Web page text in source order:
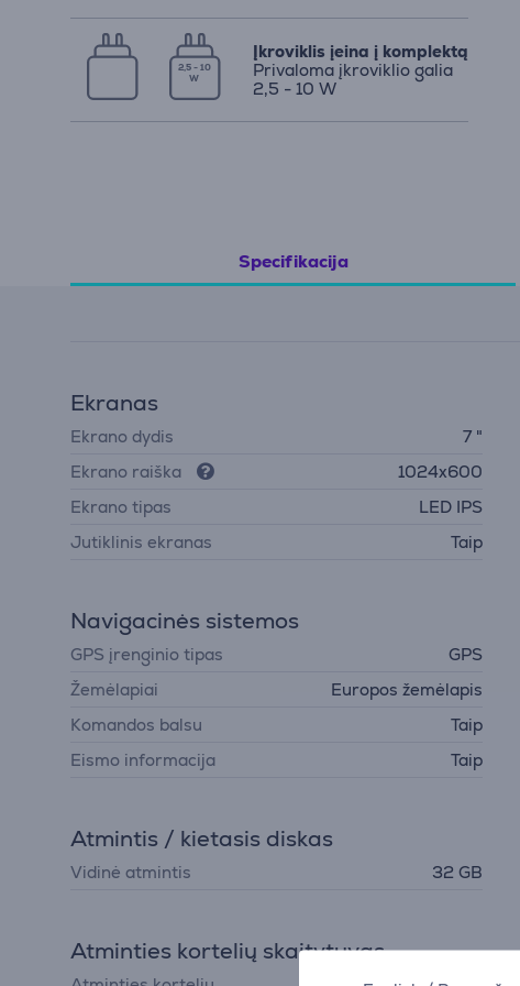
2,5 - 10
W
Įkroviklis įeina į komplektą
Privaloma įkroviklio galia
2,5 - 10 W
Specifikacija
Ekranas
Ekrano dydis
7 "
Ekrano raiška
1024x600
Ekrano tipas
LED IPS
Jutiklinis ekranas
Taip
Navigacinės sistemos
GPS įrenginio tipas
GPS
Žemėlapiai
Europos žemėlapis
Komandos balsu
Taip
Eismo informacija
Taip
Atmintis / kietasis diskas
Vidinė atmintis 32 GB
Atminties kortelių skaitytuvas